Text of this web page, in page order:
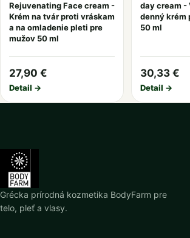
Rejuvenating Face cream -
Krém na tvár proti vráskam
a na omladenie pleti pre
mužov 50 ml
27,90 €
Detail →
day cream -
denný krém
50 ml
30,33 €
Detail →
Grécka prírodná kozmetika BodyFarm pre
telo, pleť a vlasy.